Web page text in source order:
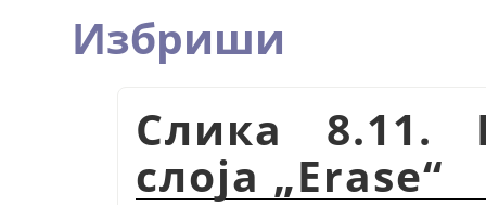
Избриши
Слика
слоја „Erase“